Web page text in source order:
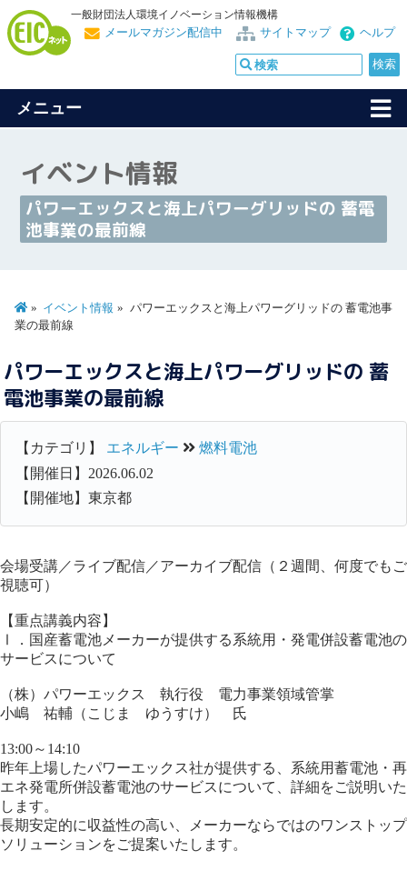
一般財団法人環境イノベーション情報機構
ヘルプ
サイトマップ
メールマガジン配信中
メニュー
イベント情報
パワーエックスと海上パワーグリッドの 蓄電
池事業の最前線
イベント情報
パワーエックスと海上パワーグリッドの 蓄電池事
業の最前線
パワーエックスと海上パワーグリッドの 蓄
電池事業の最前線
【カテゴリ】 エネルギー
燃料電池
【開催日】2026.06.02
【開催地】東京都
会場受講／ライブ配信／アーカイブ配信（２週間、何度でもご
視聴可）
【重点講義内容】
Ⅰ．国産蓄電池メーカーが提供する系統用・発電併設蓄電池の
サービスについて
（株）パワーエックス 執行役 電力事業領域管掌
小嶋 祐輔（こじま ゆうすけ） 氏
13:00～14:10
昨年上場したパワーエックス社が提供する、系統用蓄電池・再
エネ発電所併設蓄電池のサービスについて、詳細をご説明いた
します。
長期安定的に収益性の高い、メーカーならではのワンストップ
ソリューションをご提案いたします。